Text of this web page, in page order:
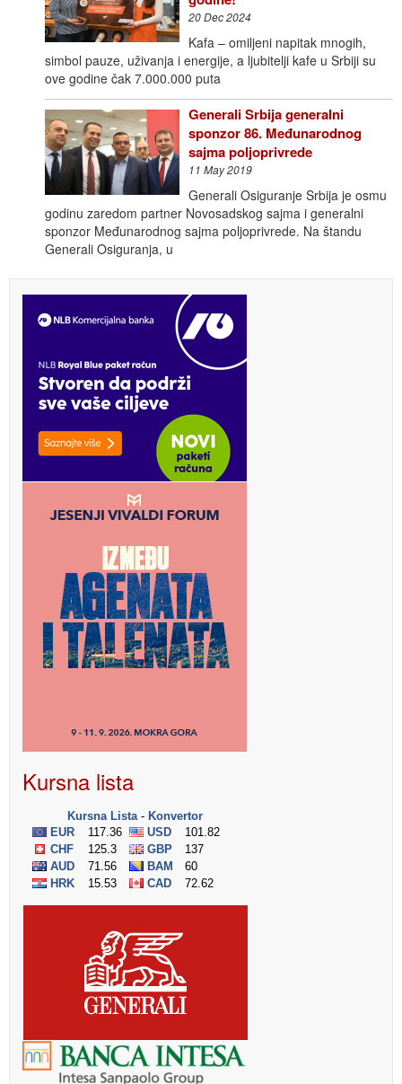
20 Dec 2024
Kafa – omiljeni napitak mnogih,
simbol pauze, uživanja i energije, a ljubitelji kafe u Srbiji su
ove godine čak 7.000.000 puta
Generali Srbija generalni
sponzor 86. Međunarodnog
sajma poljoprivrede
11 May 2019
Generali Osiguranje Srbija je osmu
godinu zaredom partner Novosadskog sajma i generalni
sponzor Međunarodnog sajma poljoprivrede. Na štandu
Generali Osiguranja, u
Kursna lista